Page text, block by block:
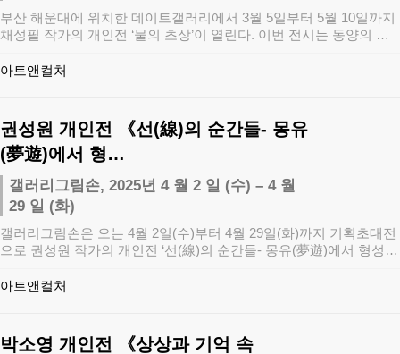
부산 해운대에 위치한 데이트갤러리에서 3월 5일부터 5월 10일까지
채성필 작가의 개인전 ‘물의 초상’이 열린다. 이번 전시는 동양의 음
아트앤컬처
권성원 개인전 《선(線)의 순간들- 몽유
(夢遊)에서 형…
갤러리그림손, 2025년 4 월 2 일 (수) – 4 월
29 일 (화)
갤러리그림손은 오는 4월 2일(수)부터 4월 29일(화)까지 기획초대전
으로 권성원 작가의 개인전 ‘선(線)의 순간들- 몽유(夢遊)에서 형성,
아트앤컬처
박소영 개인전 《상상과 기억 속